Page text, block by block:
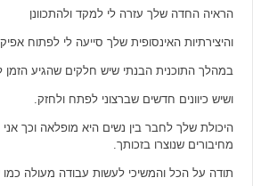
הראיה החדה שלך עזרה לי למקד ולהתכוונן
והיצירתיות האינסופית שלך סייעה לי לפתוח
במהלך התוכנית הבנתי שיש חלקים שהגיע
ושיש כיוונים חדשים שברצוני לפתח ולחזק.
היכולת שלך לחבר בין נשים היא מופלאה וכך
מחיבורים שנוצרו בזכותך.
תודה על הכל והמשיכי לעשות עבודה מעולה